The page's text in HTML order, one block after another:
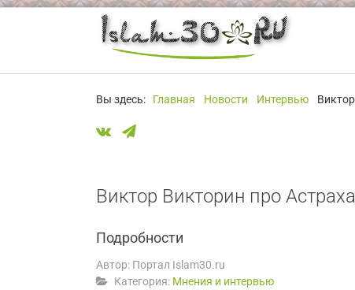
Вы здесь: Главная Новости Интервью
Виктор Викторин про
Подробности
Автор: Портал Islam30.ru
Категория: Мнения и интервью